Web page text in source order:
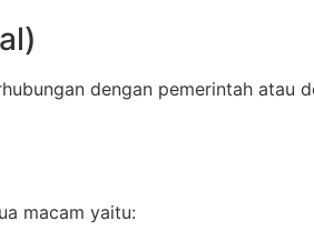
dengan pemerintah atau
macam yaitu: